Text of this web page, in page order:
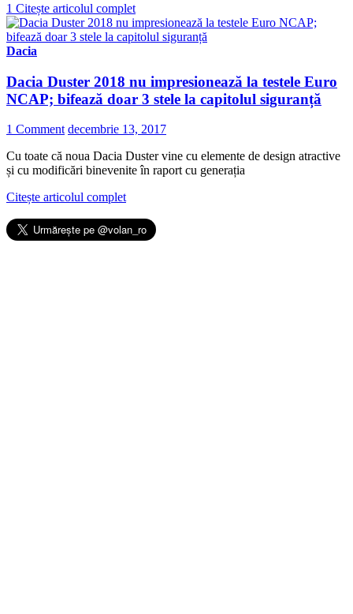
1 Citește articolul complet
Dacia
Dacia Duster 2018 nu impresionează la testele Euro
NCAP; bifează doar 3 stele la capitolul siguranță
1 Comment decembrie 13, 2017
Cu toate că noua Dacia Duster vine cu elemente de design atractive
și cu modificări binevenite în raport cu generația
Citește articolul complet